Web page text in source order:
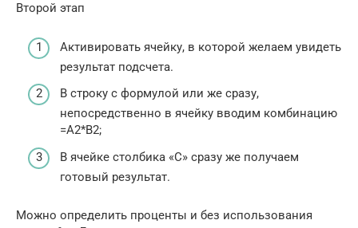
Второй этап
Активировать ячейку, в которой желаем увидеть
результат подсчета.
В строку с формулой или же сразу,
непосредственно в ячейку вводим комбинацию
=A2*B2;
В ячейке столбика «С» сразу же получаем
готовый результат.
Можно определить проценты и без использования